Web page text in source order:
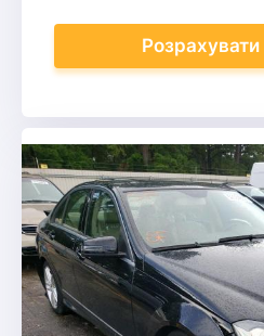
Розрахувати